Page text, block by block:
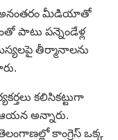
అనంతరం మీడియాతో
పాటు పన్నెండేళ్ల
తీర్మానాలను
కలిసికట్టుగా
అన్నారు.
కాంగ్రెస్ ఒక్క